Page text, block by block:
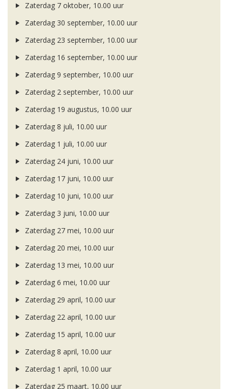
Zaterdag 7 oktober, 10.00 uur
Zaterdag 30 september, 10.00 uur
Zaterdag 23 september, 10.00 uur
Zaterdag 16 september, 10.00 uur
Zaterdag 9 september, 10.00 uur
Zaterdag 2 september, 10.00 uur
Zaterdag 19 augustus, 10.00 uur
Zaterdag 8 juli, 10.00 uur
Zaterdag 1 juli, 10.00 uur
Zaterdag 24 juni, 10.00 uur
Zaterdag 17 juni, 10.00 uur
Zaterdag 10 juni, 10.00 uur
Zaterdag 3 juni, 10.00 uur
Zaterdag 27 mei, 10.00 uur
Zaterdag 20 mei, 10.00 uur
Zaterdag 13 mei, 10.00 uur
Zaterdag 6 mei, 10.00 uur
Zaterdag 29 april, 10.00 uur
Zaterdag 22 april, 10.00 uur
Zaterdag 15 april, 10.00 uur
Zaterdag 8 april, 10.00 uur
Zaterdag 1 april, 10.00 uur
Zaterdag 25 maart, 10.00 uur